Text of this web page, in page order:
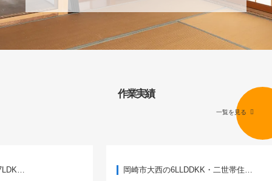
作業実績
一覧を見る
岡崎市大西の6LLDDKK・二世帯住…